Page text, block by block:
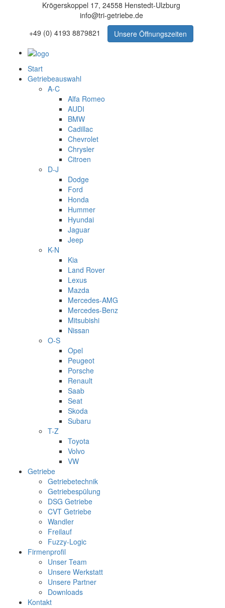
Krögerskoppel 17, 24558 Henstedt-Ulzburg
info@tri-getriebe.de
+49 (0) 4193 8879821
Unsere Öffnungszeiten
Start
Getriebeauswahl
A-C
Alfa Romeo
AUDI
BMW
Cadillac
Chevrolet
Chrysler
Citroen
D-J
Dodge
Ford
Honda
Hummer
Hyundai
Jaguar
Jeep
K-N
Kia
Land Rover
Lexus
Mazda
Mercedes-AMG
Mercedes-Benz
Mitsubishi
Nissan
O-S
Opel
Peugeot
Porsche
Renault
Saab
Seat
Skoda
Subaru
T-Z
Toyota
Volvo
VW
Getriebe
Getriebetechnik
Getriebespülung
DSG Getriebe
CVT Getriebe
Wandler
Freilauf
Fuzzy-Logic
Firmenprofil
Unser Team
Unsere Werkstatt
Unsere Partner
Downloads
Kontakt